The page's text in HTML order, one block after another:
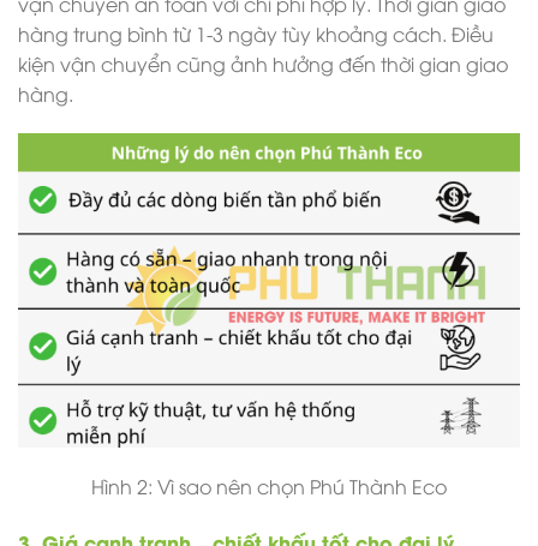
hàng trung bình từ 1-3 ngày tùy khoảng cách. Điều
kiện vận chuyển cũng ảnh hưởng đến thời gian giao
hàng.
Hình 2: Vì sao nên chọn Phú Thành Eco